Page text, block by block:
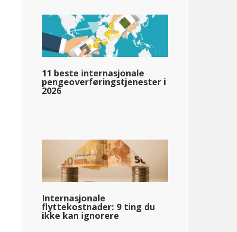
7.44%: &dollar;52,291-&dollar;78,435
8.53%: &dollar;78.436+
&dollar;76 320
&dollar;62 487
11 beste internasjonale
pengeoverføringstjenester i
2026
Internasjonale
flyttekostnader: 9 ting du
ikke kan ignorere